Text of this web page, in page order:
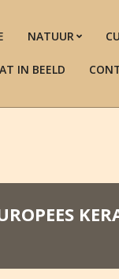
NATUUR
IN BEELD